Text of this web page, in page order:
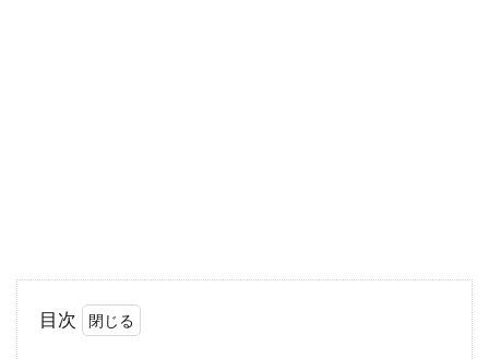
目次